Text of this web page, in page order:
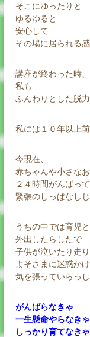
そこにゆったりと
ゆるゆると
安心して
その場に居られる
講座が終わった時、
私も
ふんわりとした脱
私には１０年以上
今現在、
赤ちゃんや小さな
２４時間がんばって
緊張のしっぱなし
うちの中では育児
外出したらしたで
子供が泣いたり走
よそさまに迷惑か
気を張っていらっ
がんばらなきゃ
一生懸命やらなきゃ
しっかり育てなきゃ